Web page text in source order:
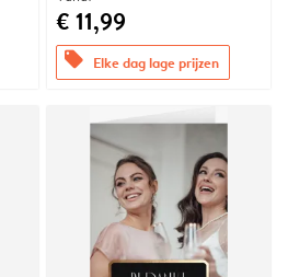
€ 11,99
offers Elke dag lage prijzen